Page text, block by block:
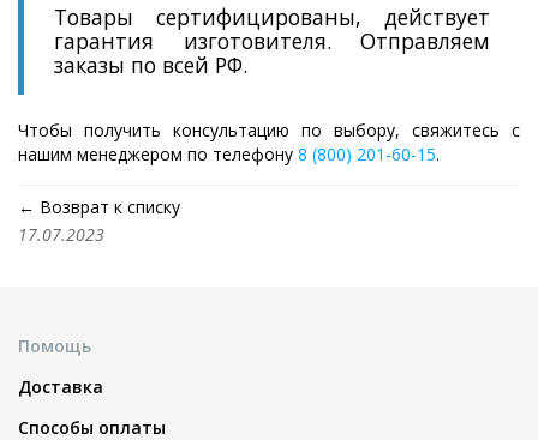
Товары сертифицированы, действует
гарантия изготовителя. Отправляем
заказы по всей РФ.
Чтобы получить консультацию по выбору, свяжитесь с
нашим менеджером по телефону 8 (800) 201-60-15.
← Возврат к списку
17.07.2023
Помощь
Доставка
Способы оплаты